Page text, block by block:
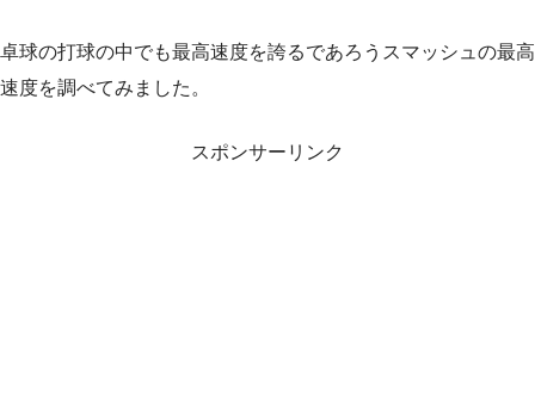
卓球の打球の中でも最高速度を誇るであろうスマッシュの最高
速度を調べてみました。
スポンサーリンク